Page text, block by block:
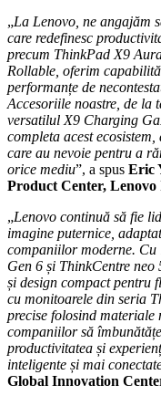
„La Lenovo, ne angajăm
care redefinesc
precum ThinkPad X9
Rollable, oferim
performanțe de
Accesoriile noastre, de la
versatilul X9 Charging
completa acest
care au nevoie pentru a
orice mediu”, a spus Eric
Product Center,
„Lenovo continuă să fie
imagine puternice,
companiilor moderne.
Gen 6 și ThinkCentre
și design compact pentru
cu monitoarele din seria
precise folosind materiale
companiilor să
productivitatea și
inteligente și mai
Global Innovation